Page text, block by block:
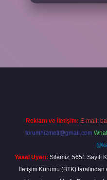
Reklam ve İletişim: E-mail:
forumhizmeti@gmail.com
Yasal Uyarı: Sitemiz, 5651 Sayılı
İletişim Kurumu (BTK)